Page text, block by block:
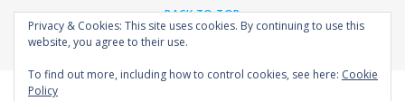
BACK TO TOP
Privacy & Cookies: This site uses cookies. By continuing to use this
website, you agree to their use.
To find out more, including how to control cookies, see here: Cookie
Policy